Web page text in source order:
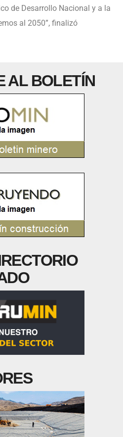
de Desarrollo Nacional y a la
al 2050”, finalizó
AL BOLETÍN